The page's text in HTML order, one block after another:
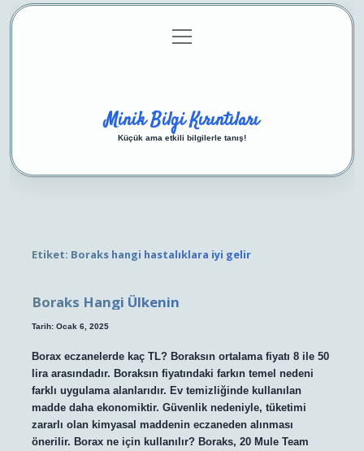
Gizlilik Politikası
menüyü
aç
Minik Bilgi Kırıntıları
Küçük ama etkili bilgilerle tanış!
Etiket: Boraks hangi hastalıklara iyi gelir
Boraks Hangi Ülkenin
Tarih: Ocak 6, 2025
Borax eczanelerde kaç TL? Boraksın ortalama fiyatı 8 ile 50
lira arasındadır. Boraksın fiyatındaki farkın temel nedeni
farklı uygulama alanlarıdır. Ev temizliğinde kullanılan
madde daha ekonomiktir. Güvenlik nedeniyle, tüketimi
zararlı olan kimyasal maddenin eczaneden alınması
önerilir. Borax ne için kullanılır? Boraks, 20 Mule Team